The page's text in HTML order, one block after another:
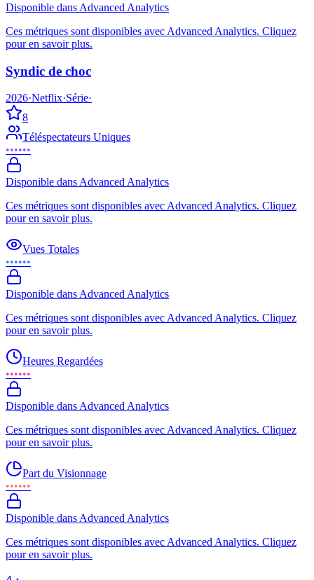
Disponible dans Advanced Analytics
Ces métriques sont disponibles avec Advanced Analytics. Cliquez
pour en savoir plus.
Syndic de choc
2026·Netflix·Série·
8
Téléspectateurs Uniques
••••••
Disponible dans Advanced Analytics
Ces métriques sont disponibles avec Advanced Analytics. Cliquez
pour en savoir plus.
Vues Totales
••••••
Disponible dans Advanced Analytics
Ces métriques sont disponibles avec Advanced Analytics. Cliquez
pour en savoir plus.
Heures Regardées
••••••
Disponible dans Advanced Analytics
Ces métriques sont disponibles avec Advanced Analytics. Cliquez
pour en savoir plus.
Part du Visionnage
••••••
Disponible dans Advanced Analytics
Ces métriques sont disponibles avec Advanced Analytics. Cliquez
pour en savoir plus.